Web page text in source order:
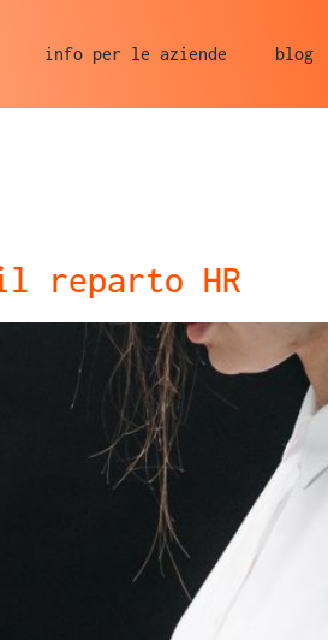
info per le aziende blog
reparto HR